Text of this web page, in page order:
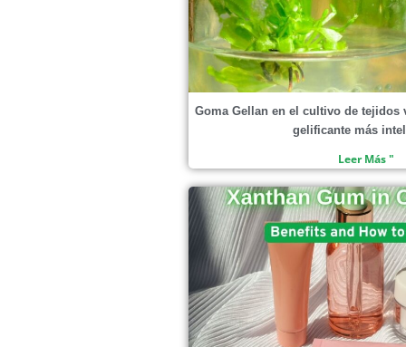
Goma Gellan en el cultivo de tejidos
gelificante más
Leer Más "